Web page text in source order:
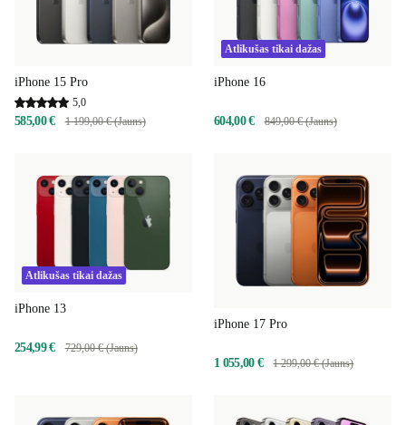
iPhone 15 Pro
5,0
585,00 € 1 199,00 € (Jauns)
Atlikušas tikai dažas
iPhone 16
604,00 € 849,00 € (Jauns)
Atlikušas tikai dažas
iPhone 13
254,99 € 729,00 € (Jauns)
iPhone 17 Pro
1 055,00 € 1 299,00 € (Jauns)